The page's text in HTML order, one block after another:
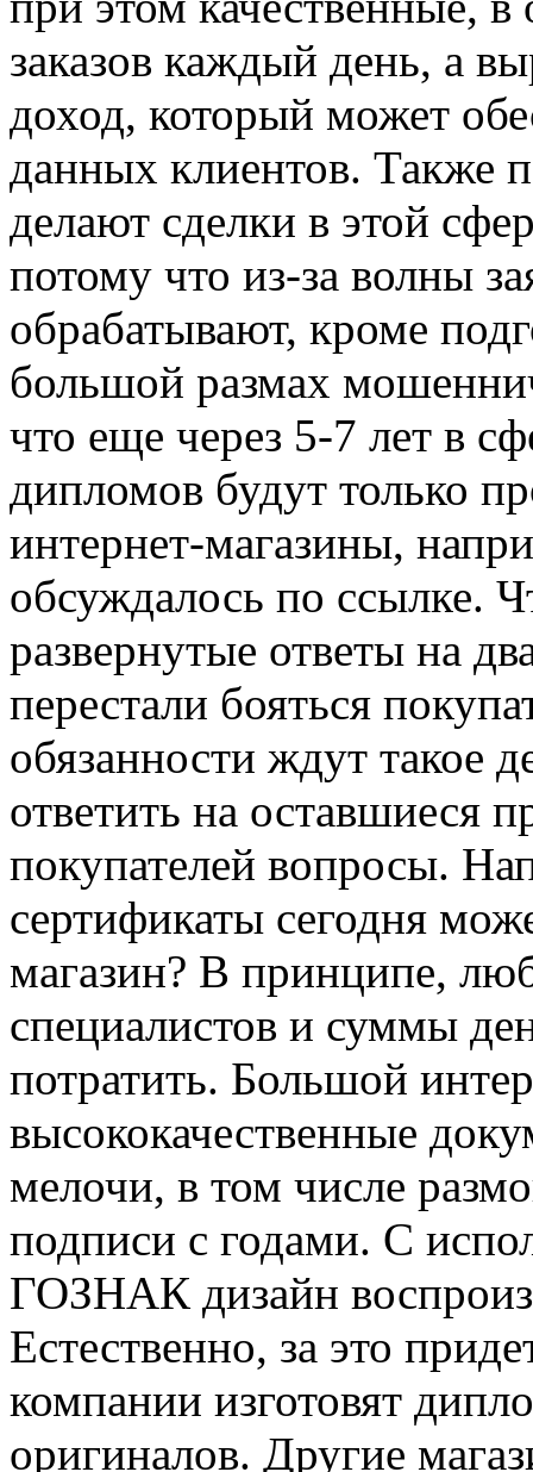
заказов каждый день, а
доход, который может
данных клиентов. Также
делают сделки в этой
потому что из-за волны
обрабатывают, кроме
большой размах
что еще через 5-7 лет в
дипломов будут только
интернет-магазины,
обсуждалось по ссылке.
развернутые ответы на
перестали бояться
обязанности ждут такое
ответить на оставшиеся
покупателей вопросы.
сертификаты сегодня
магазин? В принципе,
специалистов и суммы
потратить. Большой
высококачественные
мелочи, в том числе
подписи с годами. С
ГОЗНАК дизайн
Естественно, за это
компании изготовят
оригиналов. Другие